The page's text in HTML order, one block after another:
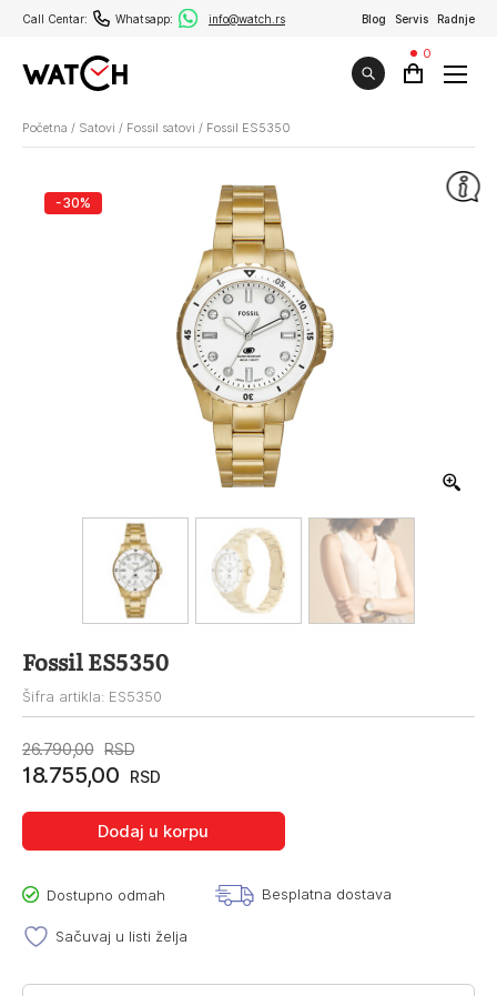
Call Centar: Whatsapp: info@watch.rs Blog Servis Radnje
0
Početna / Satovi / Fossil satovi / Fossil ES5350
-30%
Fossil ES5350
Šifra artikla: ES5350
26.790,00 RSD
Originalna
cena
je
bila:
18.755,00 RSD
Trenutna
cena
je:
18.755,00RSD.
Dodaj u korpu
Dostupno odmah Besplatna dostava
Sačuvaj u listi želja